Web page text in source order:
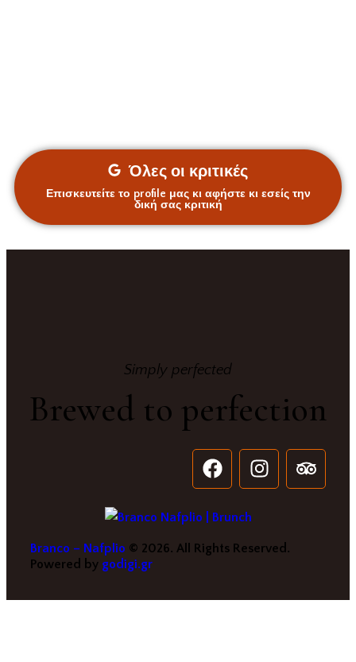
Όλες οι κριτικές
Επισκευτείτε το profile μας κι αφήστε κι εσείς την
δική σας κριτική
Simply perfected
Brewed to perfection
Branco – Nafplio © 2026. All Rights Reserved.
Powered by godigi.gr